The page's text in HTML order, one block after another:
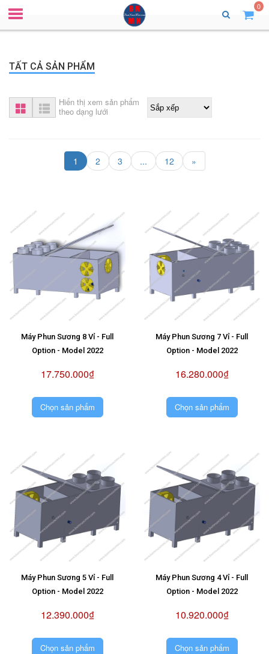
0
TẤT CẢ SẢN PHẨM
Hiển thị xem sản phẩm
theo dạng lưới
1 2 3 ... 12 »
Máy Phun Sương 8 Vỉ - Full
Option - Model 2022
17.750.000₫
Chọn sản phẩm
Máy Phun Sương 7 Vỉ - Full
Option - Model 2022
16.280.000₫
Chọn sản phẩm
Máy Phun Sương 5 Vỉ - Full
Option - Model 2022
12.390.000₫
Chọn sản phẩm
Máy Phun Sương 4 Vỉ - Full
Option - Model 2022
10.920.000₫
Chọn sản phẩm